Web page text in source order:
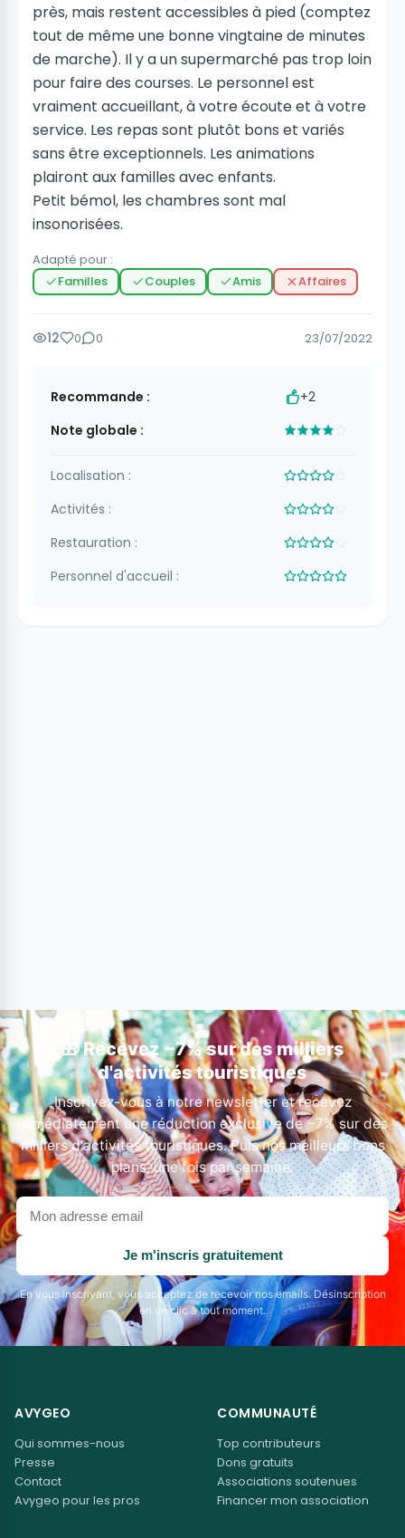
près, mais restent accessibles à pied (comptez
tout de même une bonne vingtaine de minutes
de marche). Il y a un supermarché pas trop loin
pour faire des courses. Le personnel est
vraiment accueillant, à votre écoute et à votre
service. Les repas sont plutôt bons et variés
sans être exceptionnels. Les animations
plairont aux familles avec enfants.
Petit bémol, les chambres sont mal
insonorisées.
Adapté pour :
Familles
Couples Amis Affaires
12 0 0 23/07/2022
Recommande :
+2
Note globale :
Localisation :
Activités :
Restauration :
Personnel d'accueil :
🎁 Recevez −7% sur des milliers
d'activités touristiques
Inscrivez-vous à notre newsletter et recevez
immédiatement une réduction exclusive de −7% sur des
milliers d'activités touristiques. Puis nos meilleurs bons
plans, une fois par semaine.
Votre
adresse
email
Je m'inscris gratuitement
En vous inscrivant, vous acceptez de recevoir nos emails. Désinscription
en un clic à tout moment.
AVYGEO
Qui sommes-nous
Presse
Contact
Avygeo pour les pros
COMMUNAUTÉ
Top contributeurs
Dons gratuits
Associations soutenues
Financer mon association